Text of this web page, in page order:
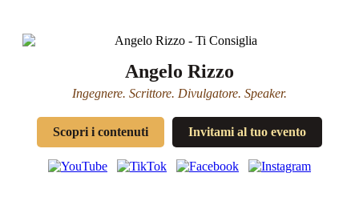
Angelo Rizzo
Ingegnere. Scrittore. Divulgatore. Speaker.
Scopri i contenuti Invitami al tuo evento